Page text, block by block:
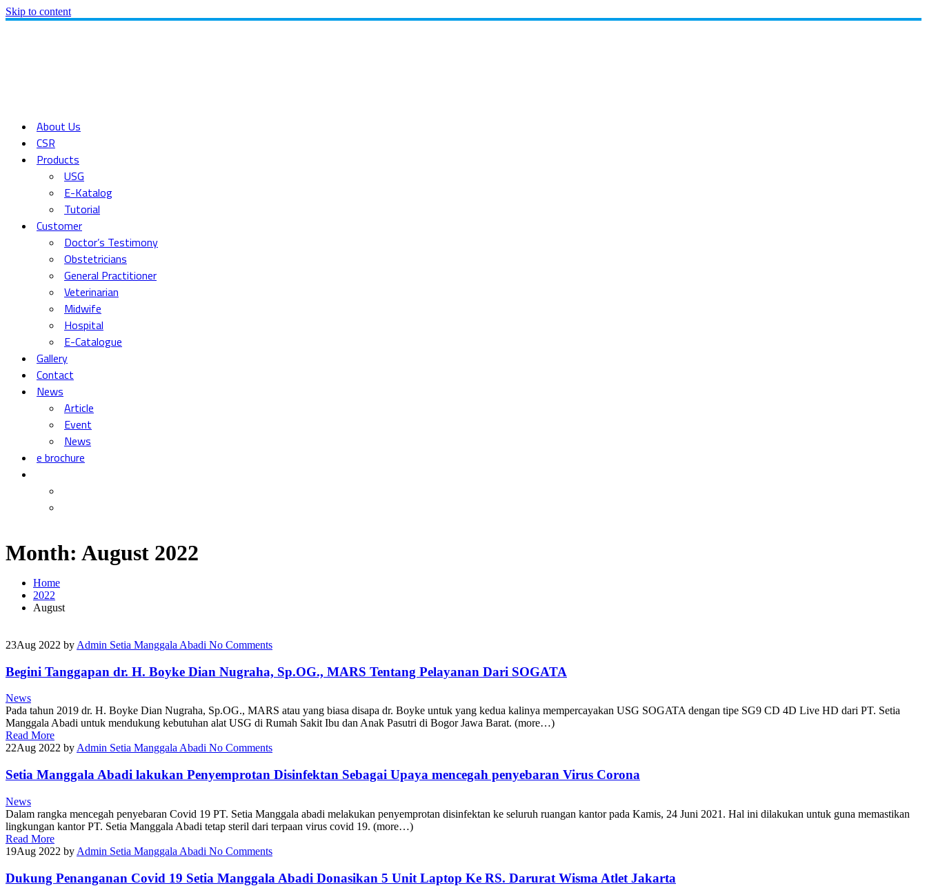
Skip to content
About Us
CSR
Products
USG
E-Katalog
Tutorial
Customer
Doctor’s Testimony
Obstetricians
General Practitioner
Veterinarian
Midwife
Hospital
E-Catalogue
Gallery
Contact
News
Article
Event
News
e brochure
Month: August 2022
Home
2022
August
23Aug 2022 by Admin Setia Manggala Abadi No Comments
Begini Tanggapan dr. H. Boyke Dian Nugraha, Sp.OG., MARS Tentang Pelayanan Dari SOGATA
News
Pada tahun 2019 dr. H. Boyke Dian Nugraha, Sp.OG., MARS atau yang biasa disapa dr. Boyke untuk yang kedua kalinya mempercayakan USG SOGATA dengan tipe SG9 CD 4D Live HD dari PT. Setia
Manggala Abadi untuk mendukung kebutuhan alat USG di Rumah Sakit Ibu dan Anak Pasutri di Bogor Jawa Barat. (more…)
Read More
22Aug 2022 byAdmin Setia Manggala Abadi No Comments
Setia Manggala Abadi lakukan Penyemprotan Disinfektan Sebagai Upaya mencegah penyebaran Virus Corona
News
Dalam rangka mencegah penyebaran Covid 19 PT. Setia Manggala abadi melakukan penyemprotan disinfektan ke seluruh ruangan kantor pada Kamis, 24 Juni 2021. Hal ini dilakukan untuk guna memastikan
lingkungan kantor PT. Setia Manggala Abadi tetap steril dari terpaan virus covid 19. (more…)
Read More
19Aug 2022 by Admin Setia Manggala Abadi No Comments
Dukung Penanganan Covid 19 Setia Manggala Abadi Donasikan 5 Unit Laptop Ke RS. Darurat Wisma Atlet Jakarta